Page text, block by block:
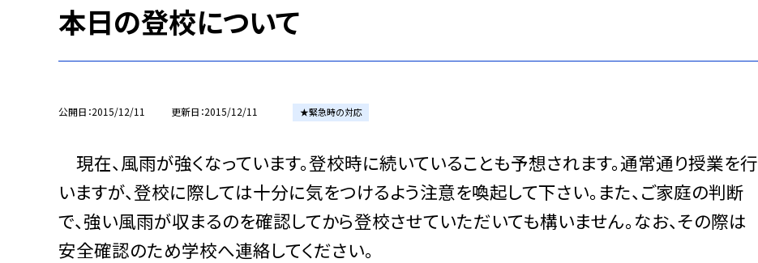
本日の登校について
公開日 2015/12/11 更新日 2015/12/11 ★緊急時の対応
現在、風雨が強くなっています。登校時に続いていることも予想されます。通常通り授業を行
いますが、登校に際しては十分に気をつけるよう注意を喚起して下さい。また、ご家庭の判断
で、強い風雨が収まるのを確認してから登校させていただいても構いません。なお、その際は
安全確認のため学校へ連絡してください。